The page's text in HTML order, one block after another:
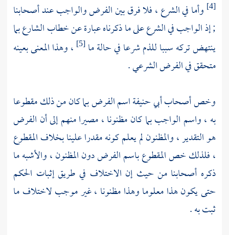
[4]
وأما في الشرع ، فلا فرق بين الفرض والواجب عند أصحابنا
; إذ الواجب في الشرع على ما ذكرناه عبارة عن خطاب الشارع بما
ينتهض تركه سببا للذم شرعا في حالة ما [5]
، وهذا المعنى بعينه
متحقق في الفرض الشرعي .
وخص أصحابأبي حنيفةاسم الفرض بما كان من ذلك مقطوعا
به ، واسم الواجب بما كان مظنونا ، مصيرا منهم إلى أن الفرض
هو التقدير ، والمظنون لم يعلم كونه مقدرا علينا بخلاف المقطوع
، فلذلك خص المقطوع باسم الفرض دون المظنون ، والأشبه ما
ذكره أصحابنا من حيث إن الاختلاف في طريق إثبات الحكم
حتى يكون هذا معلوما وهذا مظنونا ، غير موجب لاختلاف ما
ثبت به .